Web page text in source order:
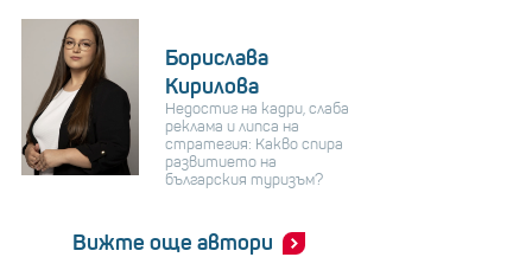
Борислава
Кирилова
Недостиг на кадри, слаба
реклама и липса на
стратегия: Какво спира
развитието на
българския туризъм?
Вижте още автори